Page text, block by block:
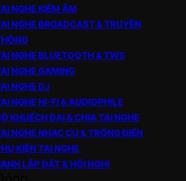
NGHE KIỂM ÂM
NGHE BROADCAST & TRUYỀN
NGHE BLUETOOTH & TWS
NGHE GAMING
NGHE DJ
NGHE HI-FI & AUDIOPHILE
KHUẾCH ĐẠI & CHIA TAI NGHE
NGHE NHẠC CỤ & TRỐNG ĐIỆN
KIỆN TAI NGHE
LẮP ĐẶT & HỘI NGHỊ